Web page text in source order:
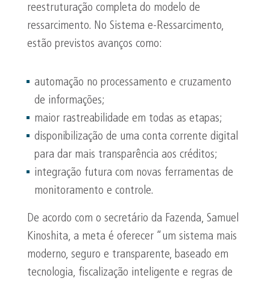
reestruturação completa do modelo de
ressarcimento. No Sistema e-Ressarcimento,
estão previstos avanços como:
automação no processamento e cruzamento
de informações;
maior rastreabilidade em todas as etapas;
disponibilização de uma conta corrente digital
para dar mais transparência aos créditos;
integração futura com novas ferramentas de
monitoramento e controle.
De acordo com o secretário da Fazenda, Samuel
Kinoshita, a meta é oferecer “um sistema mais
moderno, seguro e transparente, baseado em
tecnologia, fiscalização inteligente e regras de